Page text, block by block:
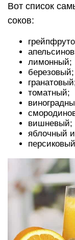
Вот список
соков:
лимонный;
березовый;
томатный;
вишневый;
яблочный